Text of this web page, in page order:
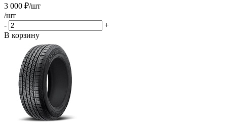
3 000 ₽/шт
/шт
-
+
В корзину